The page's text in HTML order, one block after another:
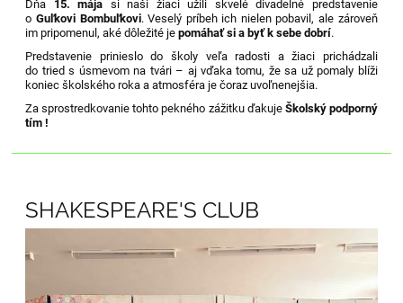
Dňa 15. mája si naši žiaci užili skvelé divadelné predstavenie
o Guľkovi Bombuľkovi. Veselý príbeh ich nielen pobavil, ale zároveň
im pripomenul, aké dôležité jepomáhať si a byť k sebe dobrí.
Predstavenie prinieslo do školy veľa radosti a žiaci prichádzali
do tried s úsmevom na tvári – aj vďaka tomu, že sa už pomaly blíži
koniec školského roka a atmosféra je čoraz uvoľnenejšia.
Za sprostredkovanie tohto pekného zážitku ďakuje Školský podporný
tím !
SHAKESPEARE'S CLUB